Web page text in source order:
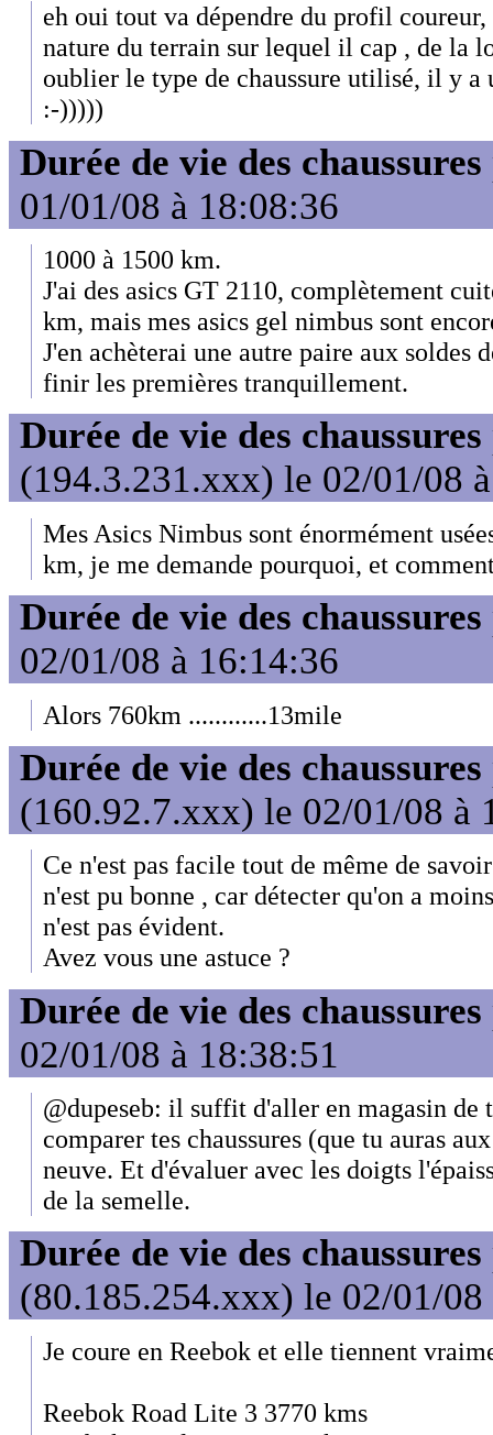
eh oui tout va dépendre du profil
nature du terrain sur lequel il cap , de la
oublier le type de chaussure utilisé, il y a
:-)))))
Durée de vie des chaussures
01/01/08 à 18:08:36
1000 à 1500 km.
J'ai des asics GT 2110, complètement
km, mais mes asics gel nimbus sont
J'en achèterai une autre paire aux soldes
finir les premières tranquillement.
Durée de vie des chaussures
(194.3.231.xxx) le 02/01/08
Mes Asics Nimbus sont énormément
km, je me demande pourquoi, et
Durée de vie des chaussures
02/01/08 à 16:14:36
Alors 760km ............13mile
Durée de vie des chaussures
(160.92.7.xxx) le 02/01/08 à
Ce n'est pas facile tout de même de
n'est pu bonne , car détecter qu'on a
n'est pas évident.
Avez vous une astuce ?
Durée de vie des chaussures
02/01/08 à 18:38:51
@dupeseb: il suffit d'aller en magasin de
comparer tes chaussures (que tu auras
neuve. Et d'évaluer avec les doigts
de la semelle.
Durée de vie des chaussures
(80.185.254.xxx) le 02/01/08
Je coure en Reebok et elle tiennent
Reebok Road Lite 3 3770 kms